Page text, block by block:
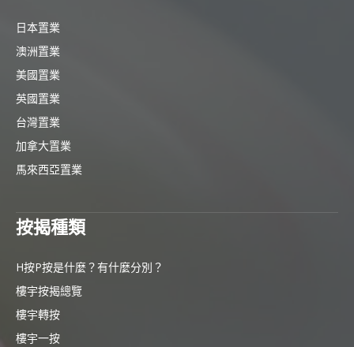
日本置業
澳洲置業
美國置業
英國置業
台灣置業
加拿大置業
馬來西亞置業
按揭種類
H按P按是什麼？有什麼分別？
樓宇按揭總覽
樓宇轉按
樓宇一按